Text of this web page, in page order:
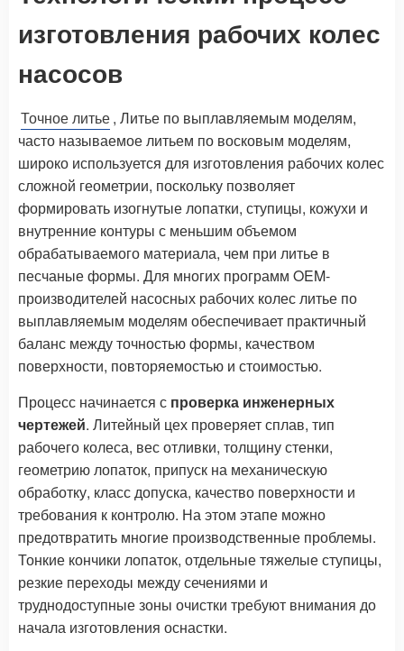
изготовления рабочих колес
насосов
Точное литье, Литье по выплавляемым моделям,
часто называемое литьем по восковым моделям,
широко используется для изготовления рабочих колес
сложной геометрии, поскольку позволяет
формировать изогнутые лопатки, ступицы, кожухи и
внутренние контуры с меньшим объемом
обрабатываемого материала, чем при литье в
песчаные формы. Для многих программ OEM-
производителей насосных рабочих колес литье по
выплавляемым моделям обеспечивает практичный
баланс между точностью формы, качеством
поверхности, повторяемостью и стоимостью.
Процесс начинается с проверка инженерных
чертежей. Литейный цех проверяет сплав, тип
рабочего колеса, вес отливки, толщину стенки,
геометрию лопаток, припуск на механическую
обработку, класс допуска, качество поверхности и
требования к контролю. На этом этапе можно
предотвратить многие производственные проблемы.
Тонкие кончики лопаток, отдельные тяжелые ступицы,
резкие переходы между сечениями и
труднодоступные зоны очистки требуют внимания до
начала изготовления оснастки.